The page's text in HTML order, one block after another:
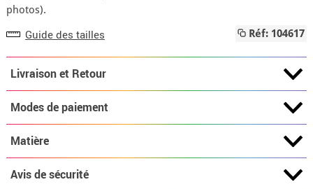
photos).
Guide des tailles Réf: 104617
Livraison et Retour
Modes de paiement
Matière
Avis de sécurité